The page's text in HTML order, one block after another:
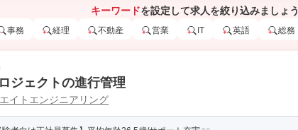
キーワードを設定して求人を絞り込みましょう
事務 経理 不動産 営業 IT 英語 総務
ジェクトの進行管理
イトエンジニアリング